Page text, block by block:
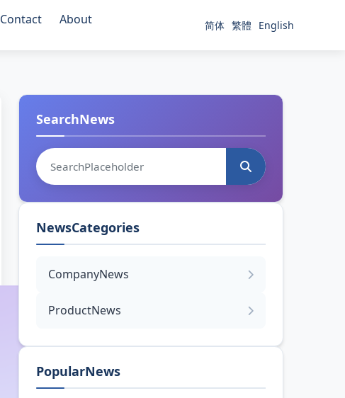
Contact About 简体 繁體 English
SearchNews
NewsCategories
CompanyNews
ProductNews
PopularNews